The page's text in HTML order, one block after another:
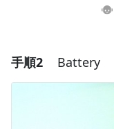
手順2 Battery